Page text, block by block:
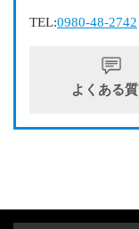
TEL:0980-48-2742
よくある